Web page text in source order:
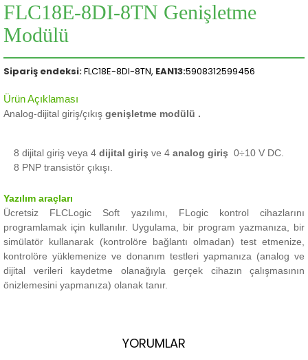
FLC18E-8DI-8TN Genişletme
Modülü
Sipariş endeksi:FLC18E-8DI-8TN, EAN13:5908312599456
Ürün Açıklaması
Analog-dijital giriş/çıkış genişletme modülü .
8 dijital giriş veya 4 dijital giriş ve 4 analog giriş 0÷10 V DC.
8 PNP transistör çıkışı.
Yazılım araçları
Ücretsiz FLCLogic Soft yazılımı, FLogic kontrol cihazlarını
programlamak için kullanılır. Uygulama, bir program yazmanıza, bir
simülatör kullanarak (kontrolöre bağlantı olmadan) test etmenize,
kontrolöre yüklemenize ve donanım testleri yapmanıza (analog ve
dijital verileri kaydetme olanağıyla gerçek cihazın çalışmasının
önizlemesini yapmanıza) olanak tanır.
YORUMLAR